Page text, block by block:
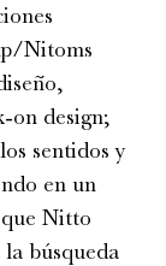
Nitoms
on design;
sentidos y
en un
Nitto
búsqueda